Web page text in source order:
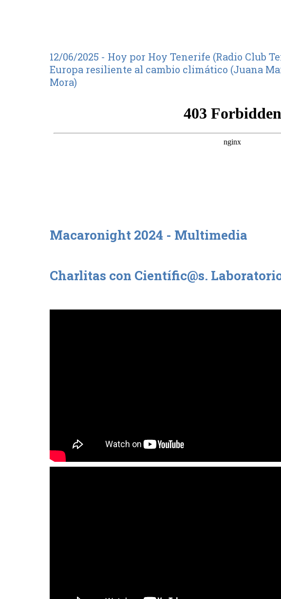
12/06/2025 - Hoy por Hoy Tenerife (Radio Club
Europa resiliente al cambio climático (Juana
Mora)
Macaronight 2024 - Multimedia
Charlitas con Científic@s.